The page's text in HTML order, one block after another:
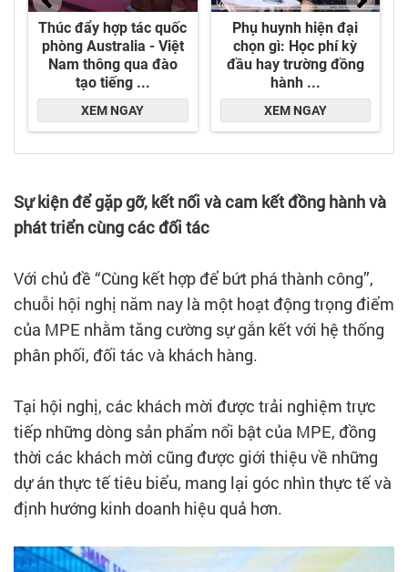
Sự kiện để gặp gỡ, kết nối và cam kết đồng hành và
phát triển cùng các đối tác
Với chủ đề “Cùng kết hợp để bứt phá thành công”,
chuỗi hội nghị năm nay là một hoạt động trọng điểm
của MPE nhằm tăng cường sự gắn kết với hệ thống
phân phối, đối tác và khách hàng.
Tại hội nghị, các khách mời được trải nghiệm trực
tiếp những dòng sản phẩm nổi bật của MPE, đồng
thời các khách mời cũng được giới thiệu về những
dự án thực tế tiêu biểu, mang lại góc nhìn thực tế và
định hướng kinh doanh hiệu quả hơn.